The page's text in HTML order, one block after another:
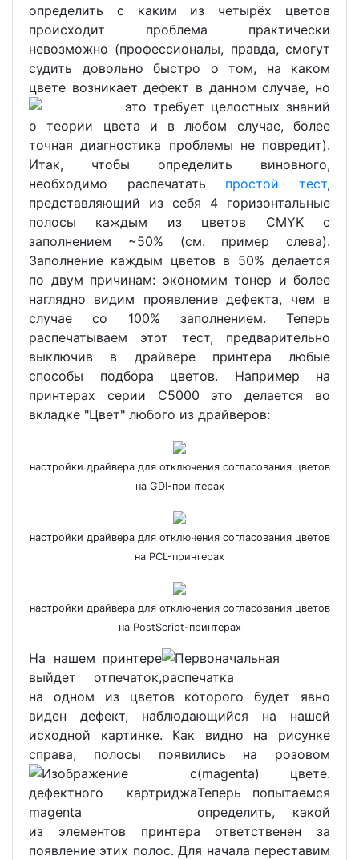
определить с каким из четырёх цветов
происходит проблема практически
невозможно (профессионалы, правда, смогут
судить довольно быстро о том, на каком
цвете возникает дефект в данном случае, но
это требует целостных знаний
о теории цвета и в любом случае, более
точная диагностика проблемы не повредит).
Итак, чтобы определить виновного,
необходимо распечатать простой тест,
представляющий из себя 4 горизонтальные
полосы каждым из цветов CMYK с
заполнением ~50% (см. пример слева).
Заполнение каждым цветов в 50% делается
по двум причинам: экономим тонер и более
наглядно видим проявление дефекта, чем в
случае со 100% заполнением. Теперь
распечатываем этот тест, предварительно
выключив в драйвере принтера любые
способы подбора цветов. Например на
принтерах серии С5000 это делается во
вкладке "Цвет" любого из драйверов:
настройки драйвера для отключения согласования цветов
на GDI-принтерах
настройки драйвера для отключения согласования цветов
на PCL-принтерах
настройки драйвера для отключения согласования цветов
на PostScript-принтерах
На нашем принтере
выйдет отпечаток,
на одном из цветов которого будет явно
виден дефект, наблюдающийся на нашей
исходной картинке. Как видно на рисунке
справа, полосы появились на розовом
(magenta) цвете.
Теперь попытаемся
определить, какой
из элементов принтера ответственен за
появление этих полос. Для начала переставим